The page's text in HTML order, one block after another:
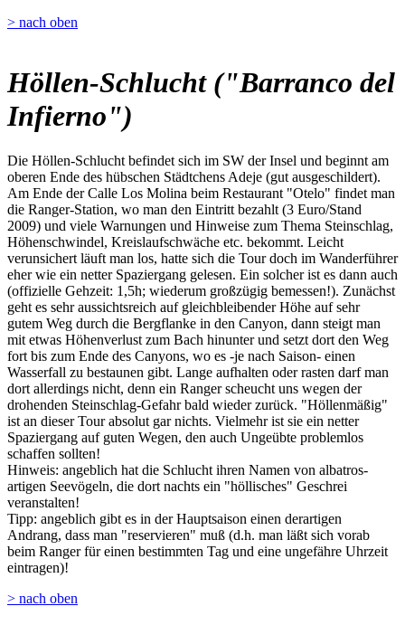
> nach oben
Höllen-Schlucht ("Barranco del
Infierno")
Die Höllen-Schlucht befindet sich im SW der Insel und beginnt am
oberen Ende des hübschen Städtchens Adeje (gut ausgeschildert).
Am Ende der Calle Los Molina beim Restaurant "Otelo" findet man
die Ranger-Station, wo man den Eintritt bezahlt (3 Euro/Stand
2009) und viele Warnungen und Hinweise zum Thema Steinschlag,
Höhenschwindel, Kreislaufschwäche etc. bekommt. Leicht
verunsichert läuft man los, hatte sich die Tour doch im Wanderführer
eher wie ein netter Spaziergang gelesen. Ein solcher ist es dann auch
(offizielle Gehzeit: 1,5h; wiederum großzügig bemessen!). Zunächst
geht es sehr aussichtsreich auf gleichbleibender Höhe auf sehr
gutem Weg durch die Bergflanke in den Canyon, dann steigt man
mit etwas Höhenverlust zum Bach hinunter und setzt dort den Weg
fort bis zum Ende des Canyons, wo es -je nach Saison- einen
Wasserfall zu bestaunen gibt. Lange aufhalten oder rasten darf man
dort allerdings nicht, denn ein Ranger scheucht uns wegen der
drohenden Steinschlag-Gefahr bald wieder zurück. "Höllenmäßig"
ist an dieser Tour absolut gar nichts. Vielmehr ist sie ein netter
Spaziergang auf guten Wegen, den auch Ungeübte problemlos
schaffen sollten!
Hinweis: angeblich hat die Schlucht ihren Namen von albatros-
artigen Seevögeln, die dort nachts ein "höllisches" Geschrei
veranstalten!
Tipp: angeblich gibt es in der Hauptsaison einen derartigen
Andrang, dass man "reservieren" muß (d.h. man läßt sich vorab
beim Ranger für einen bestimmten Tag und eine ungefähre Uhrzeit
eintragen)!
> nach oben